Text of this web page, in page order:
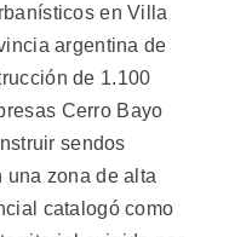
en Villa
argentina de
de 1.100
Cerro Bayo
sendos
una zona de alta
catalogó como